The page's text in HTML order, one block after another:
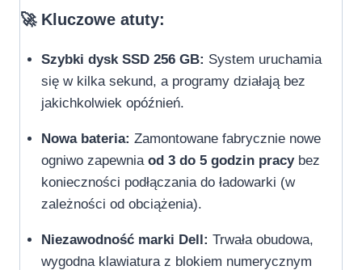
🚀 Kluczowe atuty:
Szybki dysk SSD 256 GB: System uruchamia
się w kilka sekund, a programy działają bez
jakichkolwiek opóźnień.
Nowa bateria: Zamontowane fabrycznie nowe
ogniwo zapewnia od 3 do 5 godzin pracybez
konieczności podłączania do ładowarki (w
zależności od obciążenia).
Niezawodność marki Dell: Trwała obudowa,
wygodna klawiatura z blokiem numerycznym